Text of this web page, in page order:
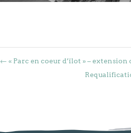
← « Parc en coeur d’îlot » –